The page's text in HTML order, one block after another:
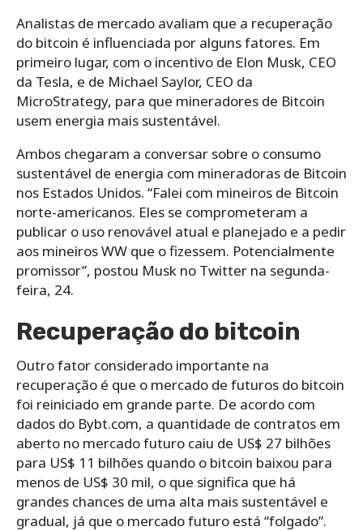
Analistas de mercado avaliam que a recuperação
do bitcoin é influenciada por alguns fatores. Em
primeiro lugar, com o incentivo de Elon Musk, CEO
da Tesla, e de Michael Saylor, CEO da
MicroStrategy, para que mineradores de Bitcoin
usem energia mais sustentável.
Ambos chegaram a conversar sobre o consumo
sustentável de energia com mineradoras de Bitcoin
nos Estados Unidos. “Falei com mineiros de Bitcoin
norte-americanos. Eles se comprometeram a
publicar o uso renovável atual e planejado e a pedir
aos mineiros WW que o fizessem. Potencialmente
promissor”, postou Musk no Twitter na segunda-
feira, 24.
Recuperação do bitcoin
Outro fator considerado importante na
recuperação é que o mercado de futuros do bitcoin
foi reiniciado em grande parte. De acordo com
dados do Bybt.com, a quantidade de contratos em
aberto no mercado futuro caiu de US$ 27 bilhões
para US$ 11 bilhões quando o bitcoin baixou para
menos de US$ 30 mil, o que significa que há
grandes chances de uma alta mais sustentável e
gradual, já que o mercado futuro está “folgado”.